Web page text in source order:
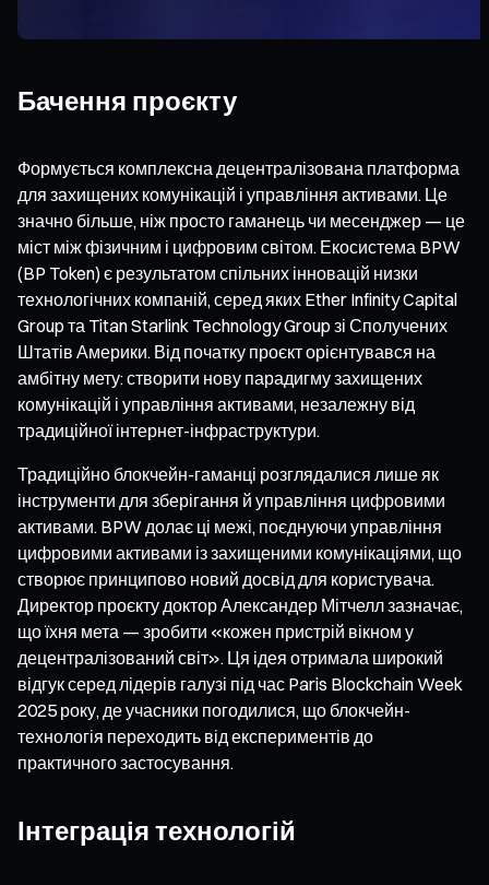
Бачення проєкту
Формується комплексна децентралізована платформа
для захищених комунікацій і управління активами. Це
значно більше, ніж просто гаманець чи месенджер — це
міст між фізичним і цифровим світом. Екосистема BPW
(BP Token) є результатом спільних інновацій низки
технологічних компаній, серед яких Ether Infinity Capital
Group та Titan Starlink Technology Group зі Сполучених
Штатів Америки. Від початку проєкт орієнтувався на
амбітну мету: створити нову парадигму захищених
комунікацій і управління активами, незалежну від
традиційної інтернет-інфраструктури.
Традиційно блокчейн-гаманці розглядалися лише як
інструменти для зберігання й управління цифровими
активами. BPW долає ці межі, поєднуючи управління
цифровими активами із захищеними комунікаціями, що
створює принципово новий досвід для користувача.
Директор проєкту доктор Александер Мітчелл зазначає,
що їхня мета — зробити «кожен пристрій вікном у
децентралізований світ». Ця ідея отримала широкий
відгук серед лідерів галузі під час Paris Blockchain Week
2025 року, де учасники погодилися, що блокчейн-
технологія переходить від експериментів до
практичного застосування.
Інтеграція технологій